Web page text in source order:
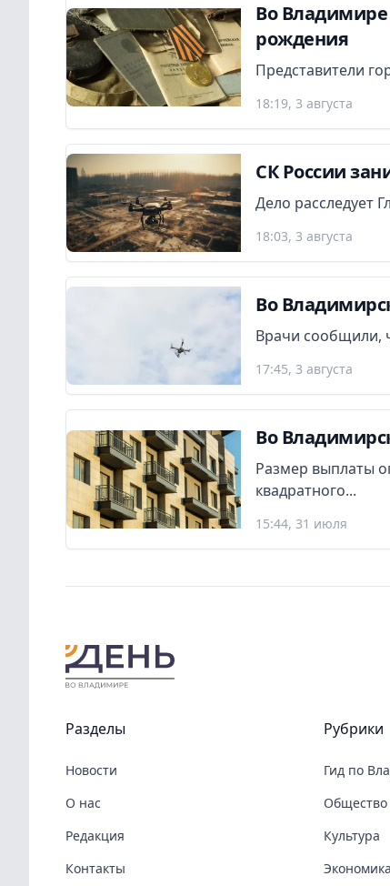
Во Владимире
рождения
Представители
18:19, 3 августа
СК России
Дело расследует
18:03, 3 августа
Во
Врачи сообщили,
17:45, 3 августа
Во
Размер выплаты
квадратного...
15:44, 31 июля
Разделы
Новости
О нас
Редакция
Контакты
Рубрики
Гид по
Общество
Культура
Экономика